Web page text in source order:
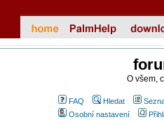
O všem,
FAQ Hledat
Osobní nastavení